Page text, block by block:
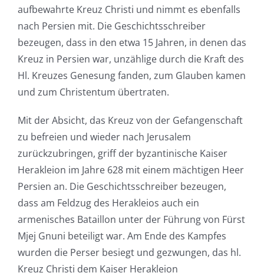
aufbewahrte Kreuz Christi und nimmt es ebenfalls
nach Persien mit. Die Geschichtsschreiber
bezeugen, dass in den etwa 15 Jahren, in denen das
Kreuz in Persien war, unzählige durch die Kraft des
Hl. Kreuzes Genesung fanden, zum Glauben kamen
und zum Christentum übertraten.
Mit der Absicht, das Kreuz von der Gefangenschaft
zu befreien und wieder nach Jerusalem
zurückzubringen, griff der byzantinische Kaiser
Herakleion im Jahre 628 mit einem mächtigen Heer
Persien an. Die Geschichtsschreiber bezeugen,
dass am Feldzug des Herakleios auch ein
armenisches Bataillon unter der Führung von Fürst
Mjej Gnuni beteiligt war. Am Ende des Kampfes
wurden die Perser besiegt und gezwungen, das hl.
Kreuz Christi dem Kaiser Herakleion